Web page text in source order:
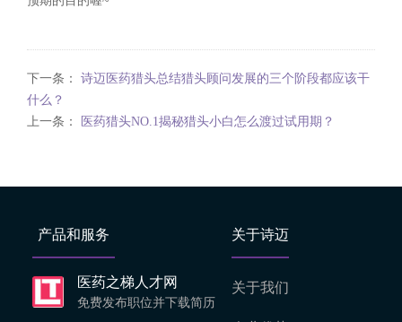
下一条： 诗迈医药猎头总结猎头顾问发展的三个阶段都应该干
什么？
上一条：
医药猎头NO.1揭秘猎头小白怎么渡过试用期？
产品和服务
医药之梯人才网
免费发布职位并下载简历
关于诗迈
关于我们